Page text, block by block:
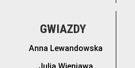
GWIAZDY
Anna Lewandowska